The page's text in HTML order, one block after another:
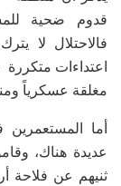
قدوم ضحية
فالاحتلال لا
اعتداءات
مغلقة عسكرياً
أما
عديدة هناك،
ثنيهم عن فلاحة